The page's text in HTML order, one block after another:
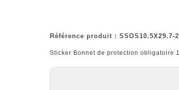
Référence produit : SSOS10.5X29.7-
Sticker Bonnet de protection obligatoire